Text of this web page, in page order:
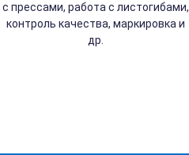
с прессами, работа с листогибами,
контроль качества, маркировка и
др.